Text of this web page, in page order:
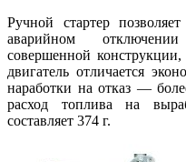
Ручной стартер
аварийном
совершенной конструкции,
двигатель отличается
наработки на отказ —
расход топлива на
составляет 374 г.